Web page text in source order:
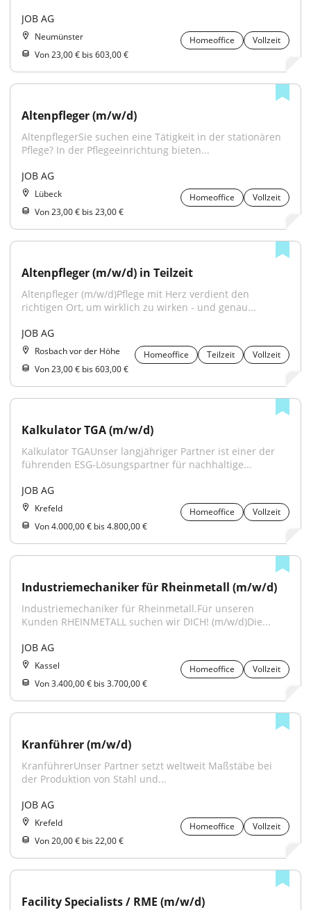
JOB AG
Neumünster Homeoffice
Vollzeit
Von 23,00 € bis 603,00 €
Altenpfleger (m/w/d)
AltenpflegerSie suchen eine Tätigkeit in der stationären
Pflege? In der Pflegeeinrichtung bieten...
JOB AG
Lübeck Homeoffice
Vollzeit
Von 23,00 € bis 23,00 €
Altenpfleger (m/w/d) in Teilzeit
Altenpfleger (m/w/d)Pflege mit Herz verdient den
richtigen Ort, um wirklich zu wirken - und genau...
JOB AG
Rosbach vor der Höhe Homeoffice Teilzeit
Vollzeit
Von 23,00 € bis 603,00 €
Kalkulator TGA (m/w/d)
Kalkulator TGAUnser langjähriger Partner ist einer der
führenden ESG-Lösungspartner für nachhaltige...
JOB AG
Krefeld Homeoffice
Vollzeit
Von 4.000,00 € bis 4.800,00 €
Industriemechaniker für Rheinmetall (m/w/d)
Industriemechaniker für Rheinmetall.Für unseren
Kunden RHEINMETALL suchen wir DICH! (m/w/d)Die...
JOB AG
Kassel Homeoffice
Vollzeit
Von 3.400,00 € bis 3.700,00 €
Kranführer (m/w/d)
KranführerUnser Partner setzt weltweit Maßstäbe bei
der Produktion von Stahl und...
JOB AG
Krefeld Homeoffice
Vollzeit
Von 20,00 € bis 22,00 €
Facility Specialists / RME (m/w/d)